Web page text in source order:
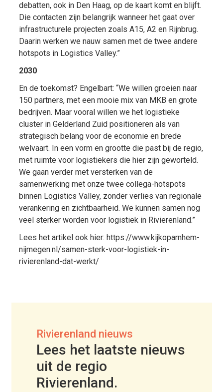
debatten, ook in Den Haag, op de kaart komt en blijft.
Die contacten zijn belangrijk wanneer het gaat over
infrastructurele projecten zoals A15, A2 en Rijnbrug.
Daarin werken we nauw samen met de twee andere
hotspots in Logistics Valley.”
2030
En de toekomst? Engelbart: “We willen groeien naar
150 partners, met een mooie mix van MKB en grote
bedrijven. Maar vooral willen we het logistieke
cluster in Gelderland Zuid positioneren als van
strategisch belang voor de economie en brede
welvaart. In een vorm en grootte die past bij de regio,
met ruimte voor logistiekers die hier zijn geworteld.
We gaan verder met versterken van de
samenwerking met onze twee collega-hotspots
binnen Logistics Valley, zonder verlies van regionale
verankering en zichtbaarheid. We kunnen samen nog
veel sterker worden voor logistiek in Rivierenland.”
Lees het artikel ook hier: https://www.kijkoparnhem-
nijmegen.nl/samen-sterk-voor-logistiek-in-
rivierenland-dat-werkt/
Rivierenland nieuws
Lees het laatste nieuws
uit de regio
Rivierenland.